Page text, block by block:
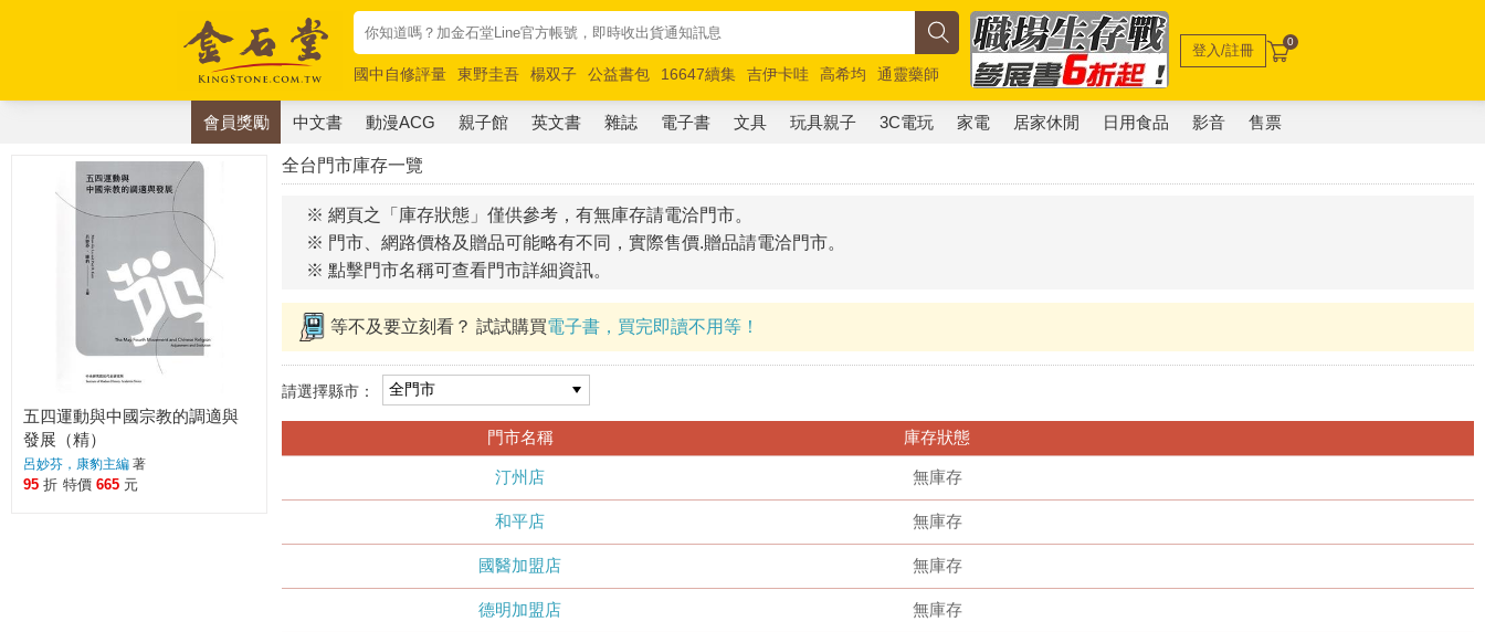
國中自修評量 東野圭吾 楊双子 公益書包 16647續集 吉伊卡哇 高希均
通靈藥師
唯紅花綻放
奧德賽 路邊攤新作 馬斯克 玩具總動員5 超慢跑
登入/註冊 0
會員獎勵 中文書 動漫ACG 親子館 英文書 雜誌 電子書 文具 玩具親子 3C電玩 家電 居家休閒 日用食品 影音 售票
全台門市庫存一覽
※ 網頁之「庫存狀態」僅供參考，有無庫存請電洽門市。
※ 門市、網路價格及贈品可能略有不同，實際售價.贈品請電洽門市。
※ 點擊門市名稱可查看門市詳細資訊。
等不及要立刻看？ 試試購買電子書，買完即讀不用等！
請選擇縣市：
門市名稱 庫存狀態
汀州店 無庫存
和平店 無庫存
國醫加盟店 無庫存
德明加盟店 無庫存
五四運動與中國宗教的調適與
發展（精）
呂妙芬，康豹主編 著
95 折 特價 665 元